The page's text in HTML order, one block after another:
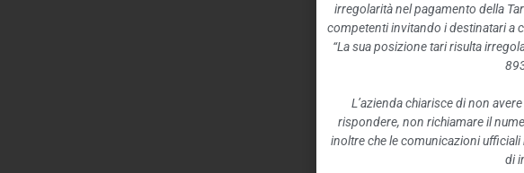
irregolarità nel pagamento della
competenti invitando i destinatari a
“La sua posizione tari risulta
L’azienda chiarisce di non
rispondere, non richiamare il
inoltre che le comunicazioni
di